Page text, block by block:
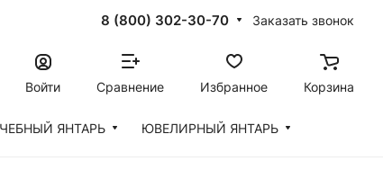
8 (800) 302-30-70 Заказать звонок
Войти
Сравнение Избранное Корзина
ЯНТАРЬ ЮВЕЛИРНЫЙ ЯНТАРЬ